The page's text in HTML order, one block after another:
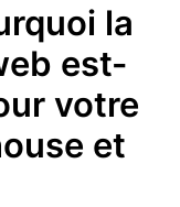
la
est-
votre
et